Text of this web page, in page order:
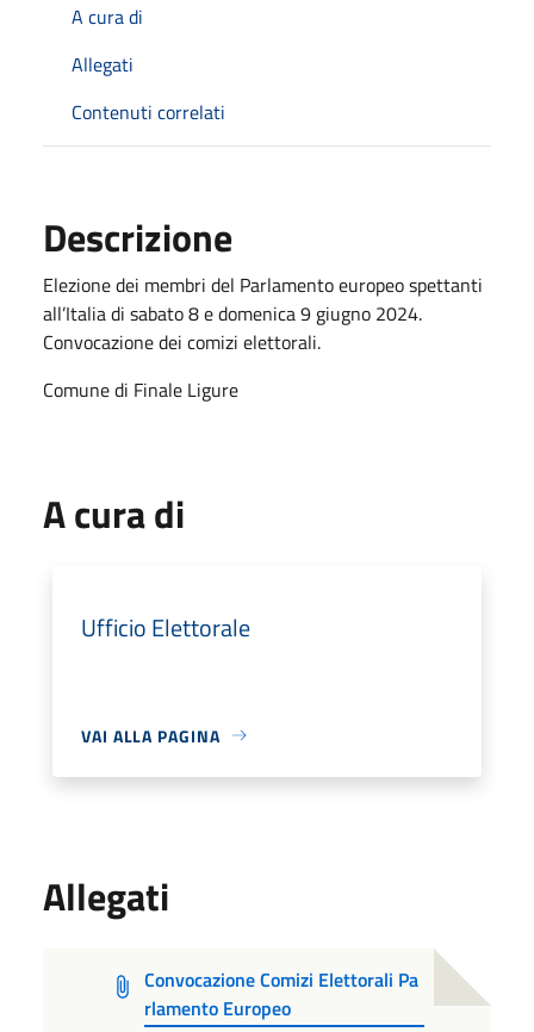
A cura di
Allegati
Contenuti correlati
Descrizione
Elezione dei membri del Parlamento europeo spettanti
all’Italia di sabato 8 e domenica 9 giugno 2024.
Convocazione dei comizi elettorali.
Comune di Finale Ligure
A cura di
Ufficio Elettorale
VAI ALLA PAGINA
Allegati
Convocazione Comizi Elettorali Pa
rlamento Europeo